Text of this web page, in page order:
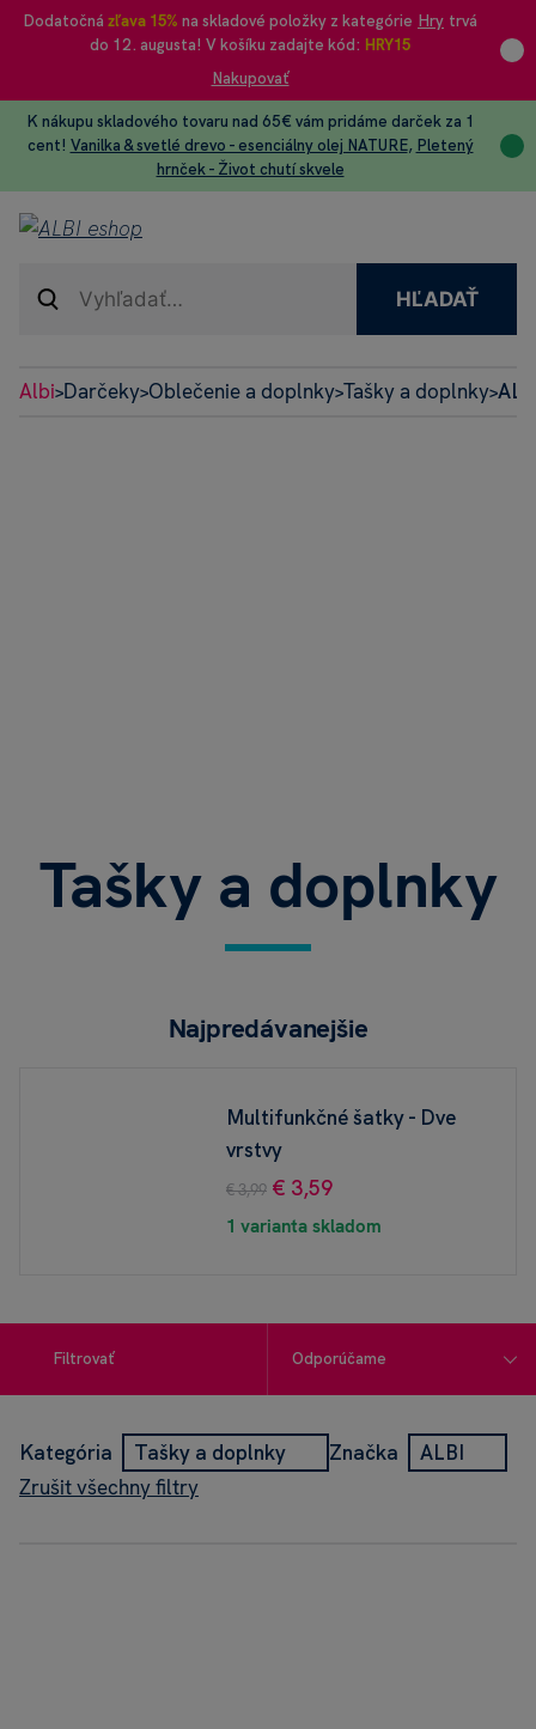
Dodatočná zľava 15% na skladové položky z kategórie Hry trvá
do 12. augusta! V košíku zadajte kód: HRY15
Nakupovať
K nákupu skladového tovaru nad 65€ vám pridáme darček za 1
cent! Vanilka & svetlé drevo - esenciálny olej NATURE, Pletený
hrnček - Život chutí skvele
HĽADAŤ
Albi>Darčeky>Oblečenie a doplnky>Tašky a doplnky>
Tašky a doplnky
Najpredávanejšie
Multifunkčné šatky - Dve
vrstvy
1 varianta skladom
€ 3,99 € 3,59
Filtrovať
Kategória Tašky a doplnky Značka
ALBI
Zrušit všechny filtry